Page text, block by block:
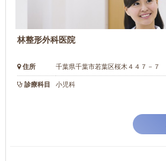
林整形外科医院
住所 千葉県千葉市若葉区桜木４４７－７
診療科目 小児科